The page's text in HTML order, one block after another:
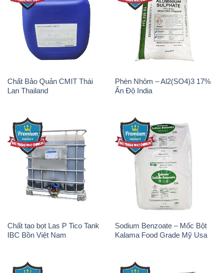
Chất Bảo Quản CMIT Thái
Lan Thailand
Phèn Nhôm – Al2(SO4)3 17%
Ấn Độ India
Chất tạo bọt Las P Tico Tank
IBC Bồn Việt Nam
Sodium Benzoate – Mốc Bột
Kalama Food Grade Mỹ Usa